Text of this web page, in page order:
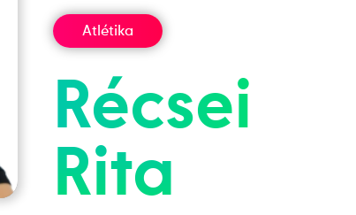
Atlétika
Récsei
Rita